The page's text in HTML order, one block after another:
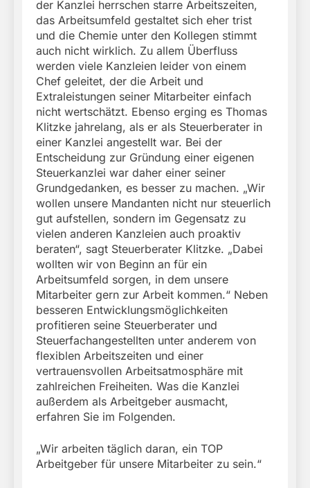
der Kanzlei herrschen starre Arbeitszeiten,
das Arbeitsumfeld gestaltet sich eher trist
und die Chemie unter den Kollegen stimmt
auch nicht wirklich. Zu allem Überfluss
werden viele Kanzleien leider von einem
Chef geleitet, der die Arbeit und
Extraleistungen seiner Mitarbeiter einfach
nicht wertschätzt. Ebenso erging es Thomas
Klitzke jahrelang, als er als Steuerberater in
einer Kanzlei angestellt war. Bei der
Entscheidung zur Gründung einer eigenen
Steuerkanzlei war daher einer seiner
Grundgedanken, es besser zu machen. „Wir
wollen unsere Mandanten nicht nur steuerlich
gut aufstellen, sondern im Gegensatz zu
vielen anderen Kanzleien auch proaktiv
beraten“, sagt Steuerberater Klitzke. „Dabei
wollten wir von Beginn an für ein
Arbeitsumfeld sorgen, in dem unsere
Mitarbeiter gern zur Arbeit kommen.“ Neben
besseren Entwicklungsmöglichkeiten
profitieren seine Steuerberater und
Steuerfachangestellten unter anderem von
flexiblen Arbeitszeiten und einer
vertrauensvollen Arbeitsatmosphäre mit
zahlreichen Freiheiten. Was die Kanzlei
außerdem als Arbeitgeber ausmacht,
erfahren Sie im Folgenden.
„Wir arbeiten täglich daran, ein TOP
Arbeitgeber für unsere Mitarbeiter zu sein.“